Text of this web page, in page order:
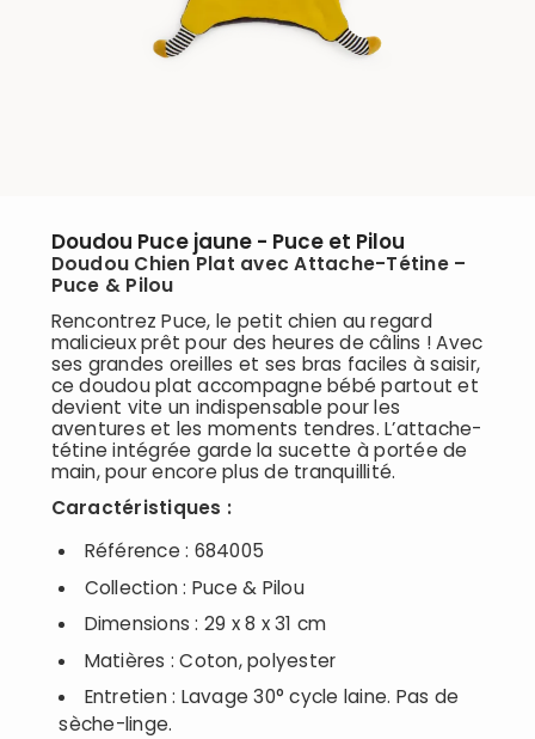
Doudou Puce jaune - Puce et Pilou
Doudou Chien Plat avec Attache-Tétine –
Puce & Pilou
Rencontrez Puce, le petit chien au regard
malicieux prêt pour des heures de câlins ! Avec
ses grandes oreilles et ses bras faciles à saisir,
ce doudou plat accompagne bébé partout et
devient vite un indispensable pour les
aventures et les moments tendres. L’attache-
tétine intégrée garde la sucette à portée de
main, pour encore plus de tranquillité.
Caractéristiques :
Référence : 684005
Collection : Puce & Pilou
Dimensions : 29 x 8 x 31 cm
Matières : Coton, polyester
Entretien : Lavage 30° cycle laine. Pas de
sèche-linge.